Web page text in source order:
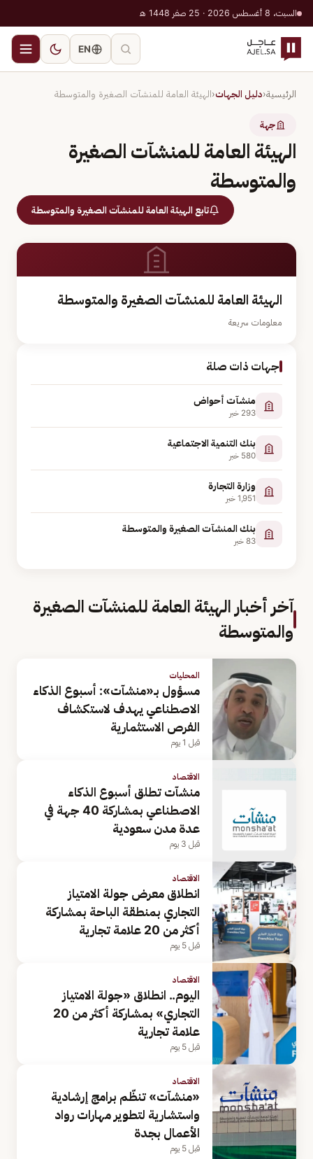
السبت، 8 أغسطس 2026 · 25 صفر 1448 هـ
EN
الرئيسية‹دليل الجهات‹الهيئة العامة للمنشآت الصغيرة والمتوسطة
جهة
الهيئة العامة للمنشآت الصغيرة
والمتوسطة
تابع الهيئة العامة للمنشآت الصغيرة والمتوسطة
آخر أخبار الهيئة العامة للمنشآت الصغيرة
والمتوسطة
المحليات
مسؤول بـ«منشآت»: أسبوع الذكاء
الاصطناعي يهدف لاستكشاف
الفرص الاستثمارية
قبل 1 يوم
الاقتصاد
منشآت تطلق أسبوع الذكاء
الاصطناعي بمشاركة 40 جهة في
عدة مدن سعودية
قبل 3 يوم
الاقتصاد
انطلاق معرض جولة الامتياز
التجاري بمنطقة الباحة بمشاركة
أكثر من 20 علامة تجارية
قبل 5 يوم
الاقتصاد
اليوم.. انطلاق «جولة الامتياز
التجاري» بمشاركة أكثر من 20
علامة تجارية
قبل 5 يوم
الاقتصاد
«منشآت» تنظّم برامج إرشادية
واستشارية لتطوير مهارات رواد
الأعمال بجدة
قبل 5 يوم
الهيئة العامة للمنشآت الصغيرة والمتوسطة
معلومات سريعة
جهات ذات صلة
منشآت أحواض
293 خبر
بنك التنمية الاجتماعية
580 خبر
وزارة التجارة
1,951 خبر
بنك المنشآت الصغيرة والمتوسطة
83 خبر